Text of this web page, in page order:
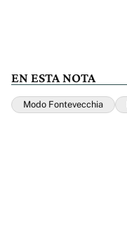
EN ESTA NOTA
Modo Fontevecchia